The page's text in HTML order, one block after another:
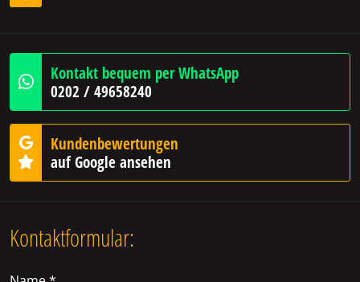
Kontakt bequem per WhatsApp
0202 / 49658240
Kundenbewertungen
auf Google ansehen
Kontaktformular: